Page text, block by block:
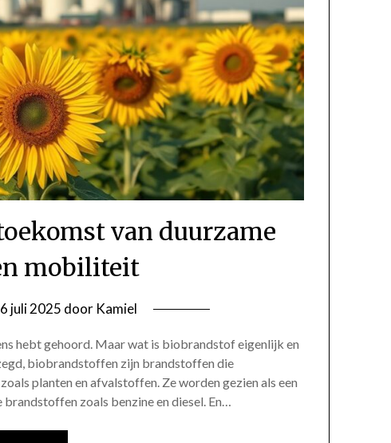
van duurzame
mobiliteit
6 juli 2025 door Kamiel
hebt gehoord. Maar wat is biobrandstof eigenlijk en
biobrandstoffen zijn brandstoffen die
planten en afvalstoffen. Ze worden gezien als een
zoals benzine en diesel. En…